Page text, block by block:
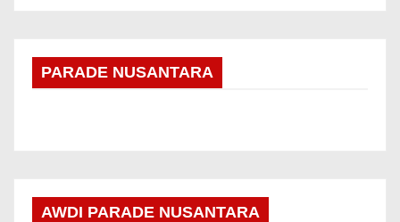
PARADE NUSANTARA
AWDI PARADE NUSANTARA